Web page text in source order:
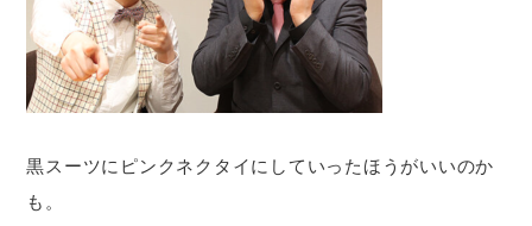
黒スーツにピンクネクタイにしていったほうがいいのか
も。